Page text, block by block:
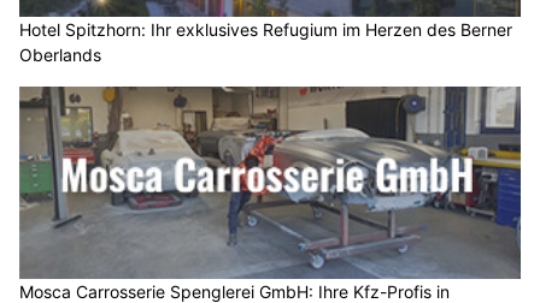
Hotel Spitzhorn: Ihr exklusives Refugium im Herzen des Berner
Oberlands
Mosca Carrosserie Spenglerei GmbH: Ihre Kfz-Profis in